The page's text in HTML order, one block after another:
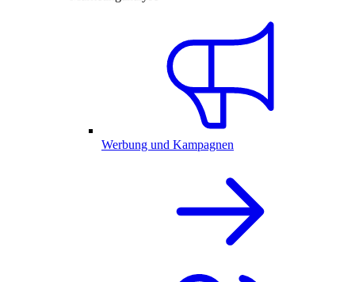
Werbung und Kampagnen